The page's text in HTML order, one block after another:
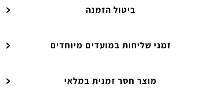
ביטול הזמנה
זמני שליחות במועדים מיוחדים
מוצר חסר זמנית במלאי